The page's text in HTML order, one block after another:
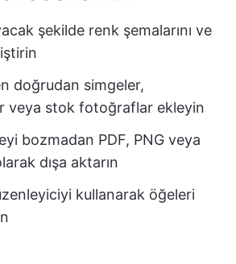
şekilde renk şemalarını ve
doğrudan simgeler,
veya stok fotoğraflar ekleyin
bozmadan PDF, PNG veya
dışa aktarın
kullanarak öğeleri